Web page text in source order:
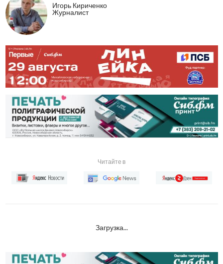
Игорь Кириченко
Журналист
Читайте в
Загрузка...